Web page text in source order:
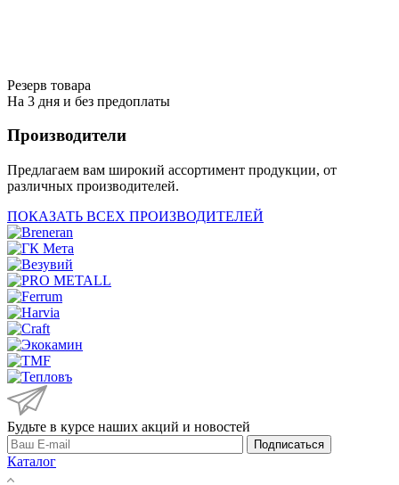
Резерв товара
На 3 дня и без предоплаты
Производители
Предлагаем вам широкий ассортимент продукции, от
различных производителей.
ПОКАЗАТЬ ВСЕХ ПРОИЗВОДИТЕЛЕЙ
Будьте в курсе наших акций и новостей
Подписаться
Каталог